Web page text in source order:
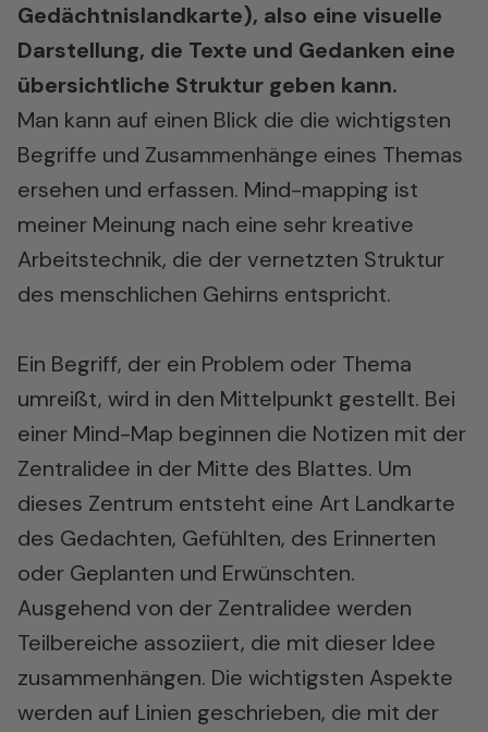
Gedächtnislandkarte), also eine visuelle
Darstellung, die Texte und Gedanken eine
übersichtliche Struktur geben kann.
Man kann auf einen Blick die die wichtigsten
Begriffe und Zusammenhänge eines Themas
ersehen und erfassen. Mind-mapping ist
meiner Meinung nach eine sehr kreative
Arbeitstechnik, die der vernetzten Struktur
des menschlichen Gehirns entspricht.
Ein Begriff, der ein Problem oder Thema
umreißt, wird in den Mittelpunkt gestellt. Bei
einer Mind-Map beginnen die Notizen mit der
Zentralidee in der Mitte des Blattes. Um
dieses Zentrum entsteht eine Art Landkarte
des Gedachten, Gefühlten, des Erinnerten
oder Geplanten und Erwünschten.
Ausgehend von der Zentralidee werden
Teilbereiche assoziiert, die mit dieser Idee
zusammenhängen. Die wichtigsten Aspekte
werden auf Linien geschrieben, die mit der